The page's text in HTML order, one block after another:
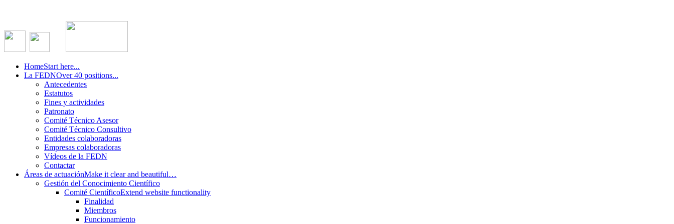
HomeStart here...
La FEDNOver 40 positions...
Antecedentes
Estatutos
Fines y actividades
Patronato
Comité Técnico Asesor
Comité Técnico Consultivo
Entidades colaboradoras
Empresas colaboradoras
Vídeos de la FEDN
Contactar
Áreas de actuaciónMake it clear and beautiful…
Gestión del Conocimiento Científico
Comité CientíficoExtend website functionality
Finalidad
Miembros
Funcionamiento